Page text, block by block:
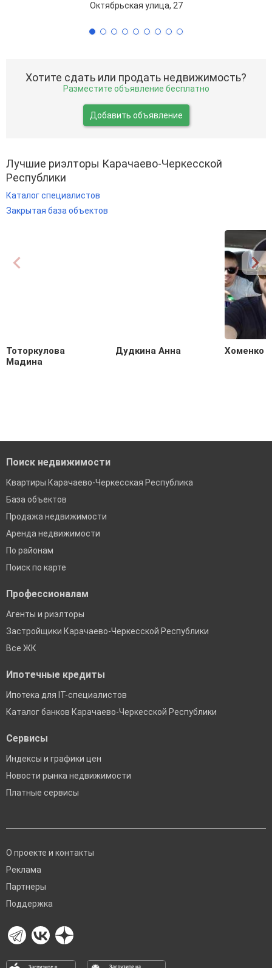
Октябрьская улица, 27
Хотите сдать или продать недвижимость?
Разместите объявление бесплатно
Добавить объявление
Лучшие риэлторы Карачаево-Черкесской
Республики
Каталог специалистов
Закрытая база объектов
Тоторкулова
Мадина
Дудкина Анна Хоменко
Поиск недвижимости
Квартиры Карачаево-Черкесская Республика
База объектов
Продажа недвижимости
Аренда недвижимости
По районам
Поиск по карте
Профессионалам
Агенты и риэлторы
Застройщики Карачаево-Черкесской Республики
Все ЖК
Ипотечные кредиты
Ипотека для IT-специалистов
Каталог банков Карачаево-Черкесской Республики
Сервисы
Индексы и графики цен
Новости рынка недвижимости
Платные сервисы
О проекте и контакты
Реклама
Партнеры
Поддержка